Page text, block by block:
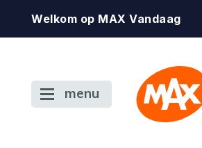
Welkom op MAX Vandaag
menu